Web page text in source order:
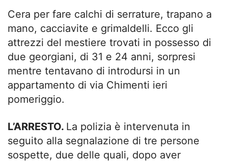
Cera per fare calchi di serrature, trapano a
mano, cacciavite e grimaldelli. Ecco gli
attrezzi del mestiere trovati in possesso di
due georgiani, di 31 e 24 anni, sorpresi
mentre tentavano di introdursi in un
appartamento di via Chimenti ieri
pomeriggio.
L’ARRESTO. La polizia è intervenuta in
seguito alla segnalazione di tre persone
sospette, due delle quali, dopo aver